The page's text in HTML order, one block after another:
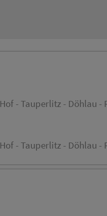
Hof - Tauperlitz - Döhlau -
Hof - Tauperlitz - Döhlau -